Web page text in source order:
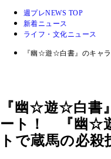
週プレNEWS TOP
新着ニュース
ライフ・文化ニュース
『幽☆遊☆白書』のキャ
『幽☆遊☆白書
ート！ 『幽☆
トで蔵馬の必